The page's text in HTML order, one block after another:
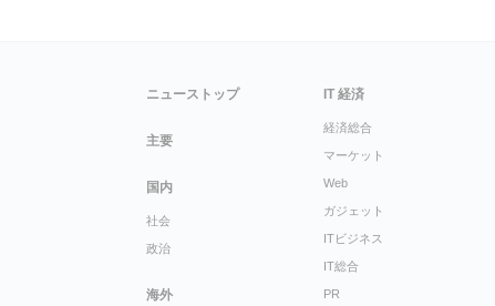
ニューストップ
主要
国内
社会
政治
海外
IT 経済
経済総合
マーケット
Web
ガジェット
ITビジネス
IT総合
PR